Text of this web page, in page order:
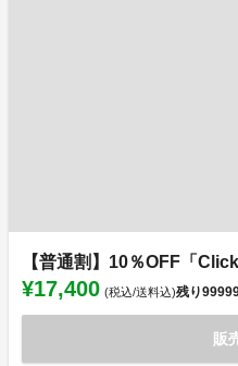
【普通割】10％OFF「
¥17,400 (税込/送料込)残り
販